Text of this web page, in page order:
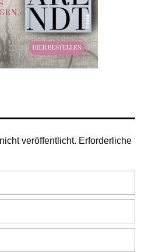
veröffentlicht. Erforderliche